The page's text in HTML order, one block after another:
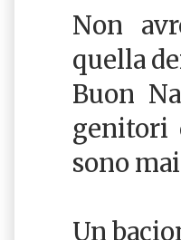
Non
quella
Buon
genitori
sono
Un